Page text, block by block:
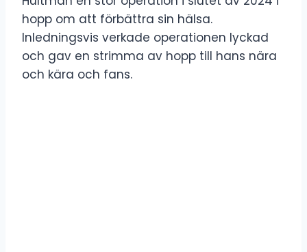
hopp om att förbättra sin hälsa.
Inledningsvis verkade operationen lyckad
och gav en strimma av hopp till hans nära
och kära och fans.